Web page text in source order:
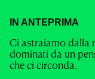
IN ANTEPRIMA
Ci astraiamo dalla
dominati da un
che ci circonda.